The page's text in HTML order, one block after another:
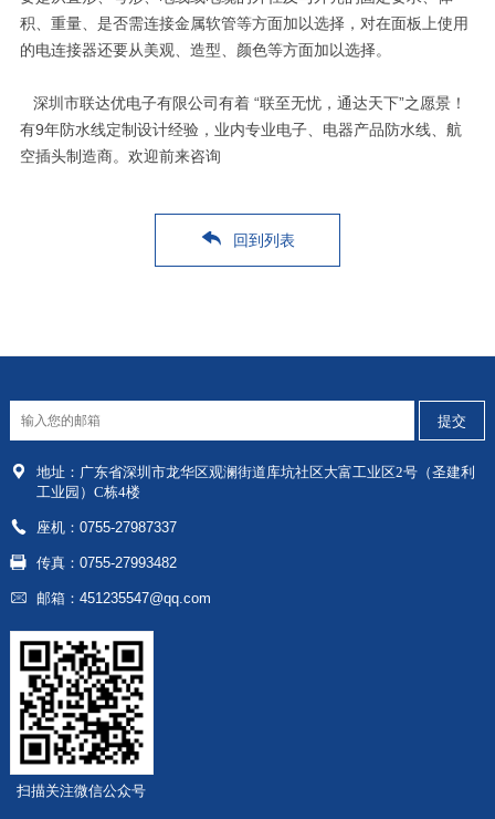
积、重量、是否需连接金属软管等方面加以选择，对在面板上使用
的电连接器还要从美观、造型、颜色等方面加以选择。
深圳市联达优电子有限公司有着 “联至无忧，通达天下”之愿景！
有9年防水线定制设计经验，业内专业电子、电器产品防水线、航
空插头制造商。欢迎前来咨询
回到列表
地址： 广东省深圳市龙华区观澜街道库坑社区大富工业区2号（圣建利
工业园）C栋4楼
座机：0755-27987337
传真：0755-27993482
邮箱：451235547@qq.com
扫描关注微信公众号